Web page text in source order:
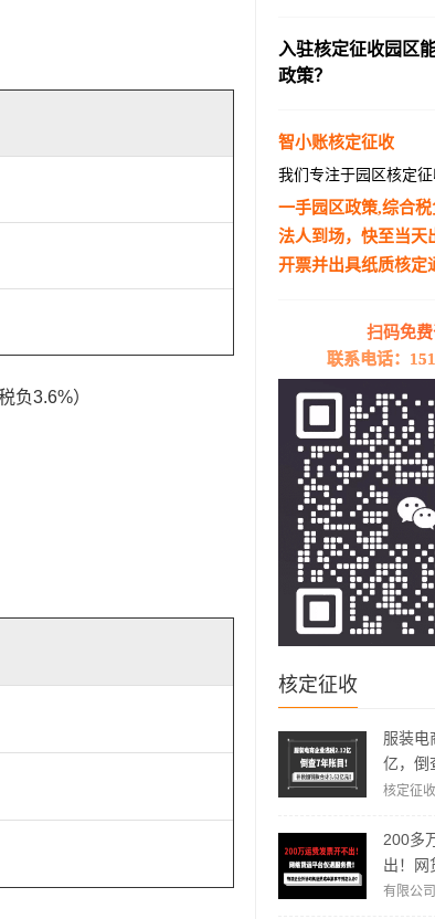
入驻核定征收园区
政策？
智小账核定征收
我们专注于园区核定
一手园区政策,综合
法人到场，快至当天
开票并出具纸质核定
扫码免
联系电话：
核定征收
服装电
亿，倒
加罚款
核定征收
200多
出！网
费，运
有限公
负3.6%）